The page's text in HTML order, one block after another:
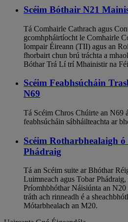
Scéim Bóthair N21
Tá Comhairle Cathrach agus
gcomhpháirtíocht le Comhairle
Iompair Éireann (TII) agus an
fhorbairt chun brú tráchta a
Bóthar Trá Lí trí Mhainistir na
Scéim Feabhsúcháin
N69
Tá Scéim Chros Chúirte an N69
feabhsúcháin sábháilteachta ar
Scéim Rotharbhealaigh
Phádraig
Tá an Scéim suite ar Bhóthar
Luimneach agus Tobar
Príomhbhóthar Náisiúnta an
tráth ach rinneadh é a
Mótarbhealach an M20.